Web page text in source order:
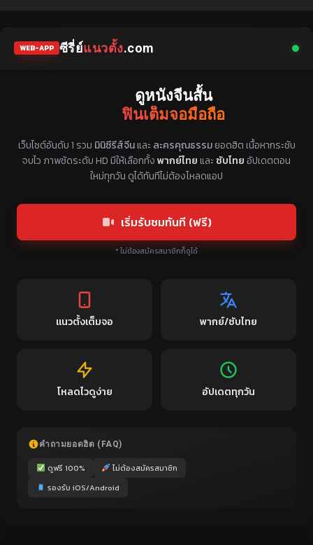
WEB-APP ซีรี่ย์แนวตั้ง.com
ดูหนังจีนสั้น
ฟินเต็มจอมือถือ
เว็บไซต์อันดับ 1 รวม มินิซีรีส์จีนและ ละครคุณธรรมยอดฮิต เนื้อหากระชับ
จบไว ภาพชัดระดับ HD มีให้เลือกทั้งพากย์ไทยและ ซับไทยอัปเดตตอน
ใหม่ทุกวัน ดูได้ทันทีไม่ต้องโหลดแอป
เริ่มรับชมทันที (ฟรี)
* ไม่ต้องสมัครสมาชิกก็ดูได้
แนวตั้งเต็มจอ พากย์/ซับไทย
โหลดไวดูง่าย อัปเดตทุกวัน
คำถามยอดฮิต (FAQ)
ดูฟรี 100%
ไม่ต้องสมัครสมาชิก
รองรับ iOS/Android